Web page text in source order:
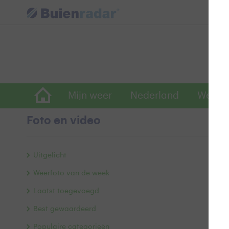
Mijn weer Nederland
Foto en video
Uitgelicht
Weerfoto van de week
Laatst toegevoegd
Best gewaardeerd
Populaire categorieën